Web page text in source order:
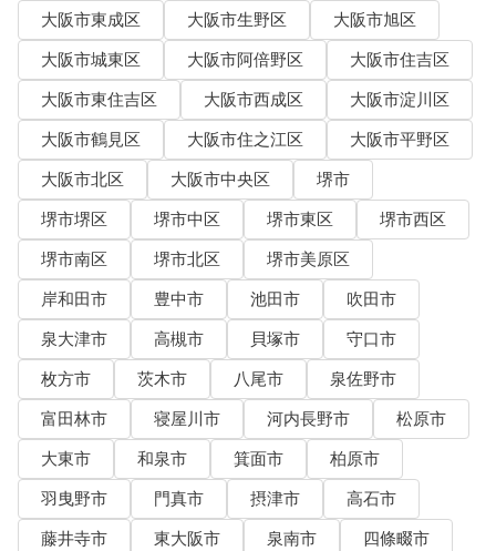
大阪市東成区
大阪市生野区
大阪市旭区
大阪市城東区
大阪市阿倍野区
大阪市住吉区
大阪市東住吉区
大阪市西成区
大阪市淀川区
大阪市鶴見区
大阪市住之江区
大阪市平野区
大阪市北区
大阪市中央区
堺市
堺市堺区
堺市中区 堺市東区
堺市西区
堺市南区
堺市北区
堺市美原区
岸和田市
豊中市 池田市
吹田市
泉大津市
高槻市 貝塚市
守口市
枚方市
茨木市 八尾市
泉佐野市
富田林市
寝屋川市 河内長野市
松原市
大東市
和泉市 箕面市
柏原市
羽曳野市
門真市 摂津市
高石市
藤井寺市
東大阪市 泉南市
四條畷市